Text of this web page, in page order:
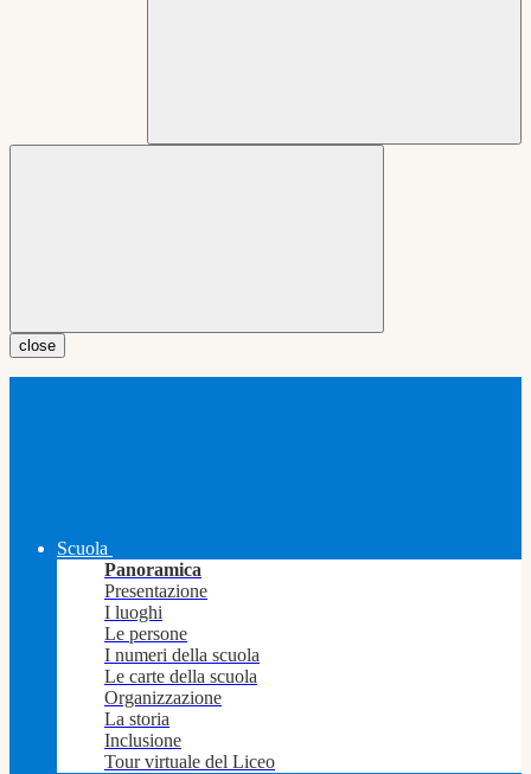
close
Scuola
Panoramica
Presentazione
I luoghi
Le persone
I numeri della scuola
Le carte della scuola
Organizzazione
La storia
Inclusione
Tour virtuale del Liceo